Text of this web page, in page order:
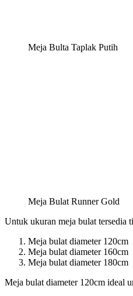
Meja Bulta Taplak Putih
Meja Bulat Runner Gold
Untuk ukuran meja bulat tersedia
Meja bulat diameter 120cm
Meja bulat diameter 160cm
Meja bulat diameter 180cm
Meja bulat diameter 120cm ideal